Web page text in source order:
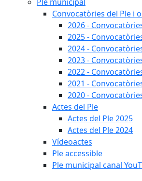
Convocatòries del Ple i
2026 -
2025 -
2024 -
2023 -
2022 -
2021 -
2020 -
Actes del Ple
Actes del Ple 2025
Actes del Ple 2024
Vídeoactes
Ple accessible
Ple municipal canal